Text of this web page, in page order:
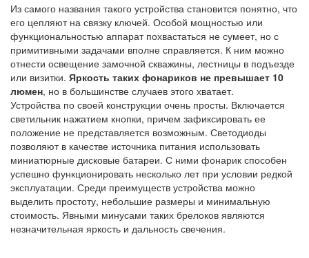
Из самого названия такого устройства становится понятно, что
его цепляют на связку ключей. Особой мощностью или
функциональностью аппарат похвастаться не сумеет, но с
примитивными задачами вполне справляется. К ним можно
отнести освещение замочной скважины, лестницы в подъезде
или визитки. Яркость таких фонариков не превышает 10
люмен, но в большинстве случаев этого хватает.
Устройства по своей конструкции очень просты. Включается
светильник нажатием кнопки, причем зафиксировать ее
положение не представляется возможным. Светодиоды
позволяют в качестве источника питания использовать
миниатюрные дисковые батареи. С ними фонарик способен
успешно функционировать несколько лет при условии редкой
эксплуатации. Среди преимуществ устройства можно
выделить простоту, небольшие размеры и минимальную
стоимость. Явными минусами таких брелоков являются
незначительная яркость и дальность свечения.